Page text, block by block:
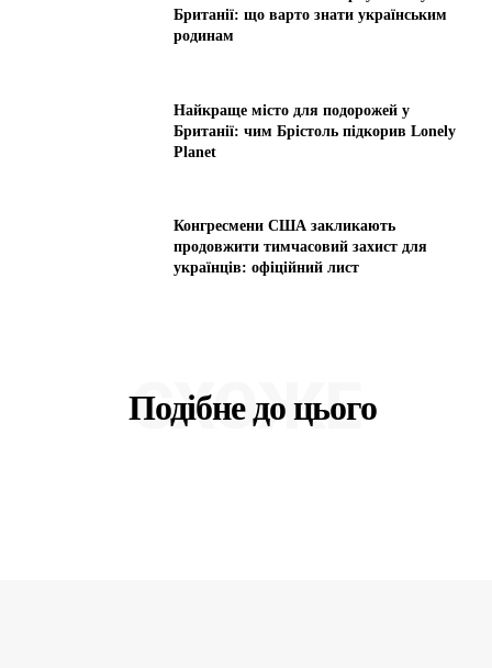
Британії: що варто знати українським
родинам
Найкраще місто для подорожей у
Британії: чим Брістоль підкорив Lonely
Planet
Конгресмени США закликають
продовжити тимчасовий захист для
українців: офіційний лист
Подібне до цього
СХОЖЕ